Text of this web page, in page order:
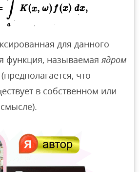
для данного
функция, называемаяядром
(предполагается, что
в собственном или